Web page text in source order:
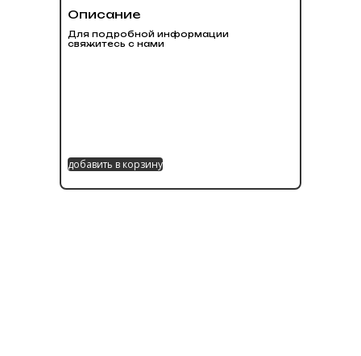
Описание
Для подробной информации
свяжитесь с нами
добавить в корзину